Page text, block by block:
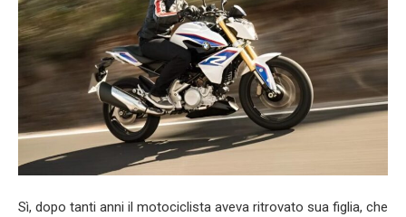
Sì, dopo tanti anni il motociclista aveva ritrovato sua figlia, che